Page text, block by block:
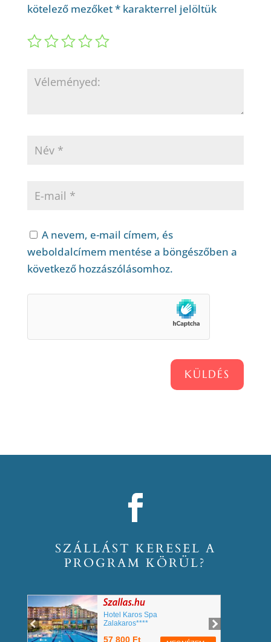
kötelező mezőket*karakterrel jelöltük
A nevem, e-mail címem, és
weboldalcímem mentése a böngészőben a
következő hozzászólásomhoz.
KÜLDÉS
SZÁLLÁST KERESEL A
PROGRAM KÖRÜL?